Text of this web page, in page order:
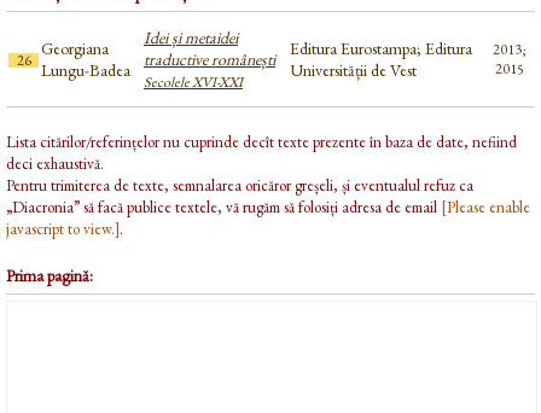
26
Georgiana
Lungu-Badea
Idei și metaidei
traductive românești
Secolele XVI-XXI
Editura Eurostampa; Editura
Universității de Vest
2013;
2015
Lista citărilor/referințelor nu cuprinde decît texte prezente în baza de date, nefiind
deci exhaustivă.
Pentru trimiterea de texte, semnalarea oricăror greșeli, și eventualul refuz ca
„Diacronia” să facă publice textele, vă rugăm să folosiți adresa de email [Please enable
javascript to view.].
Prima pagină: